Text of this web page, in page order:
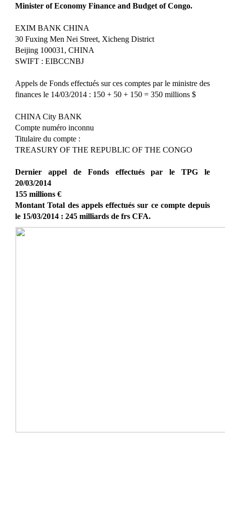
Minister of Economy Finance and Budget of Congo.
EXIM BANK CHINA
30 Fuxing Men Nei Street, Xicheng District
Beijing 100031, CHINA
SWIFT : EIBCCNBJ
Appels de Fonds effectués sur ces comptes par le ministre des
finances le 14/03/2014 : 150 + 50 + 150 = 350 millions $
CHINA City BANK
Compte numéro inconnu
Titulaire du compte :
TREASURY OF THE REPUBLIC OF THE CONGO
Dernier appel de Fonds effectués par le TPG le
20/03/2014
155 millions €
Montant Total des appels effectués sur ce compte depuis
le 15/03/2014 : 245 milliards de frs CFA.